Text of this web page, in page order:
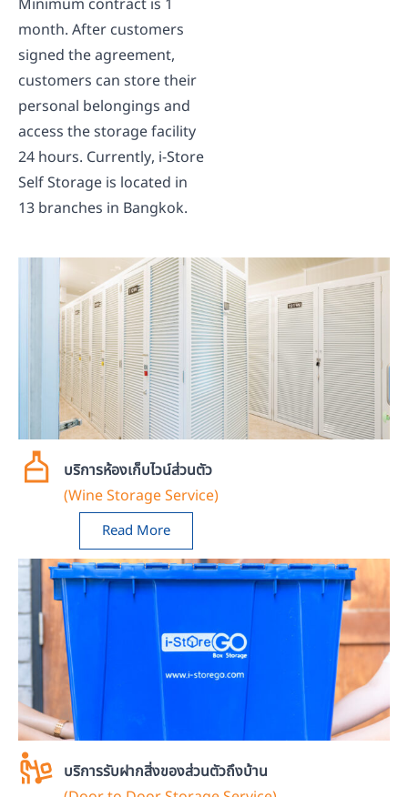
Minimum contract is 1
month. After customers
signed the agreement,
customers can store their
personal belongings and
access the storage facility
24 hours. Currently, i-Store
Self Storage is located in
13 branches in Bangkok.
บริการห้องเก็บไวน์ส่วนตัว
(Wine Storage Service)
Read More
บริการรับฝากสิ่งของส่วนตัวถึงบ้าน